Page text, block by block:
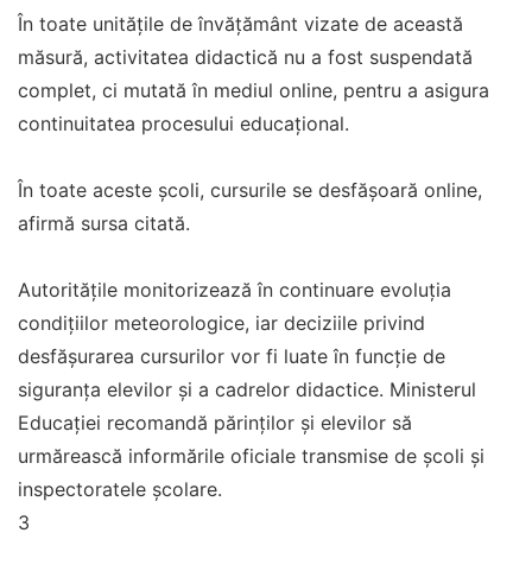
În toate unitățile de învățământ vizate de această
măsură, activitatea didactică nu a fost suspendată
complet, ci mutată în mediul online, pentru a asigura
continuitatea procesului educațional.
În toate aceste şcoli, cursurile se desfăşoară online,
afirmă sursa citată.
Autoritățile monitorizează în continuare evoluția
condițiilor meteorologice, iar deciziile privind
desfășurarea cursurilor vor fi luate în funcție de
siguranța elevilor și a cadrelor didactice. Ministerul
Educației recomandă părinților și elevilor să
urmărească informările oficiale transmise de școli și
inspectoratele școlare.
3